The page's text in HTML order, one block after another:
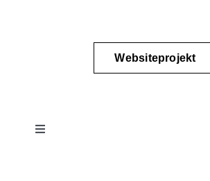
Websiteprojekt
Toggle